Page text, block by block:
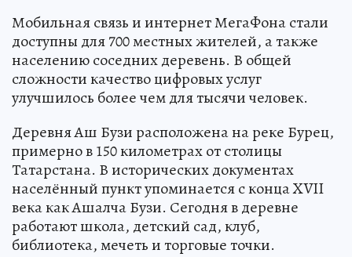
Мобильная связь и интернет МегаФона стали
доступны для 700 местных жителей, а также
населению соседних деревень. В общей
сложности качество цифровых услуг
улучшилось более чем для тысячи человек.
Деревня Аш Бузи расположена на реке Бурец,
примерно в 150 километрах от столицы
Татарстана. В исторических документах
населённый пункт упоминается с конца XVII
века как Ашалча Бузи. Сегодня в деревне
работают школа, детский сад, клуб,
библиотека, мечеть и торговые точки.